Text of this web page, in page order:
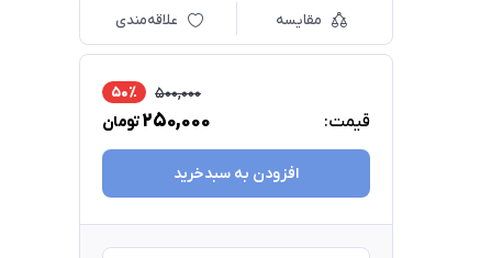
مقایسه علاقه‌مندی
قیمت:
500,000 50٪
250,000تومان
افزودن به سبدخرید